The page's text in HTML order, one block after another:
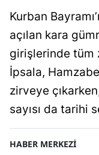
Kurban
açılan kara
girişlerinde tüm
İpsala,
zirveye
sayısı da tarihi
HABER MERKEZİ